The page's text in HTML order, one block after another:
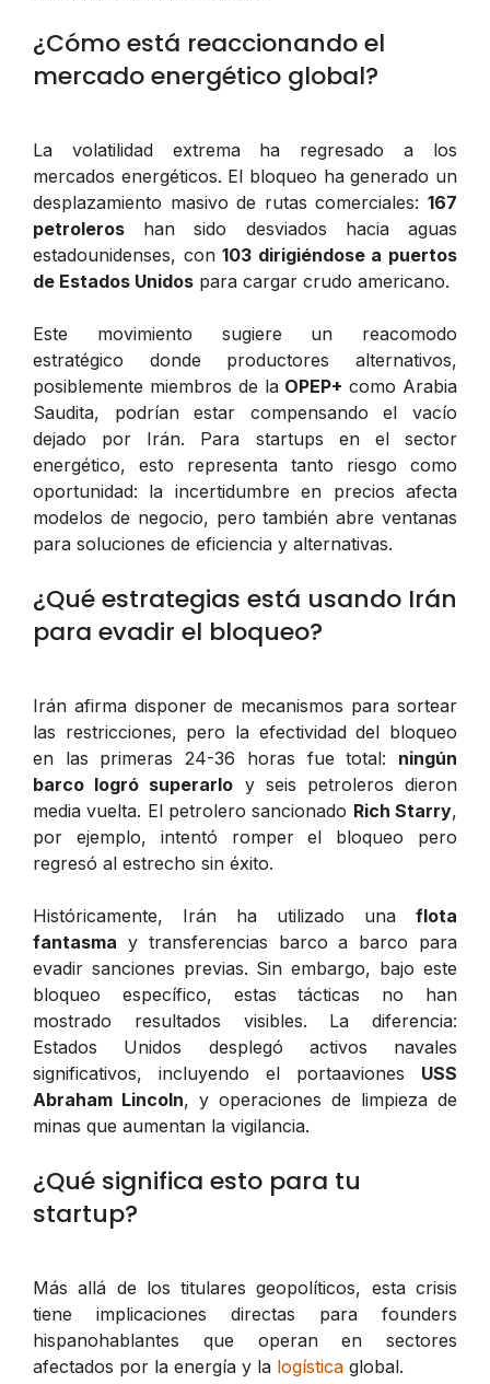
¿Cómo está reaccionando el
mercado energético global?
La volatilidad extrema ha regresado a los
mercados energéticos. El bloqueo ha generado un
desplazamiento masivo de rutas comerciales: 167
petroleros han sido desviados hacia aguas
estadounidenses, con103 dirigiéndose a puertos
de Estados Unidos para cargar crudo americano.
Este movimiento sugiere un reacomodo
estratégico donde productores alternativos,
posiblemente miembros de la OPEP+ como Arabia
Saudita, podrían estar compensando el vacío
dejado por Irán. Para startups en el sector
energético, esto representa tanto riesgo como
oportunidad: la incertidumbre en precios afecta
modelos de negocio, pero también abre ventanas
para soluciones de eficiencia y alternativas.
¿Qué estrategias está usando Irán
para evadir el bloqueo?
Irán afirma disponer de mecanismos para sortear
las restricciones, pero la efectividad del bloqueo
en las primeras 24-36 horas fue total: ningún
barco logró superarlo y seis petroleros dieron
media vuelta. El petrolero sancionado Rich Starry,
por ejemplo, intentó romper el bloqueo pero
regresó al estrecho sin éxito.
Históricamente, Irán ha utilizado una flota
fantasma y transferencias barco a barco para
evadir sanciones previas. Sin embargo, bajo este
bloqueo específico, estas tácticas no han
mostrado resultados visibles. La diferencia:
Estados Unidos desplegó activos navales
significativos, incluyendo el portaaviones USS
Abraham Lincoln, y operaciones de limpieza de
minas que aumentan la vigilancia.
¿Qué significa esto para tu
startup?
Más allá de los titulares geopolíticos, esta crisis
tiene implicaciones directas para founders
hispanohablantes que operan en sectores
afectados por la energía y la logística global.